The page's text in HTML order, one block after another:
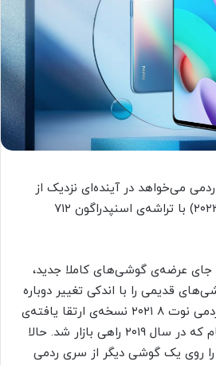
می‌خواهد در آینده‌ای نزدیک از
گوشی ردمی نوت ۱۱ پرو (۲۰۲۳) با تراشه‌ی اسنپدراگون ۷۱۲
عرضه‌ی گوشی‌های کاملا جدید،
قدیمی را با اندکی تغییر دوباره
راهی بازار کند. برای مثال ردمی نوت ۸ ۲۰۲۱ نسخه‌ی ارتقا یافته‌ی
محصولی است با همین نام که در سال ۲۰۱۹ راهی بازار شد. حالا
روی یک گوشی دیگر از سری ردمی